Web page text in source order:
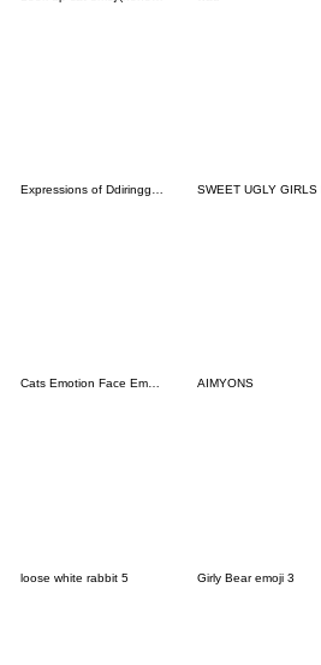
Cats Emotion Face Emoji 5 AIMYONS
loose white rabbit 5 Girly Bear emoji 3